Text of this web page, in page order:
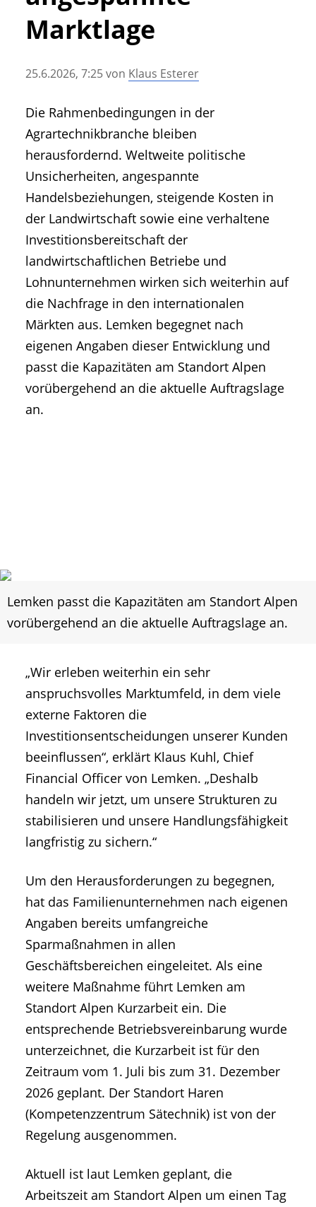
• Geschichte und Geschichten
• Messen und Veranstaltungen
• Agritechnica Neuheiten Archiv
Marktlage
25.6.2026, 7:25von Klaus Esterer
Die Rahmenbedingungen in der
Agrartechnikbranche bleiben
herausfordernd. Weltweite politische
Unsicherheiten, angespannte
Handelsbeziehungen, steigende Kosten in
der Landwirtschaft sowie eine verhaltene
Investitionsbereitschaft der
landwirtschaftlichen Betriebe und
Lohnunternehmen wirken sich weiterhin auf
die Nachfrage in den internationalen
Märkten aus. Lemken begegnet nach
eigenen Angaben dieser Entwicklung und
passt die Kapazitäten am Standort Alpen
vorübergehend an die aktuelle Auftragslage
an.
Lemken passt die Kapazitäten am Standort Alpen
vorübergehend an die aktuelle Auftragslage an.
„Wir erleben weiterhin ein sehr
anspruchsvolles Marktumfeld, in dem viele
externe Faktoren die
Investitionsentscheidungen unserer Kunden
beeinflussen“, erklärt Klaus Kuhl, Chief
Financial Officer von Lemken. „Deshalb
handeln wir jetzt, um unsere Strukturen zu
stabilisieren und unsere Handlungsfähigkeit
langfristig zu sichern.“
Um den Herausforderungen zu begegnen,
hat das Familienunternehmen nach eigenen
Angaben bereits umfangreiche
Sparmaßnahmen in allen
Geschäftsbereichen eingeleitet. Als eine
weitere Maßnahme führt Lemken am
Standort Alpen Kurzarbeit ein. Die
entsprechende Betriebsvereinbarung wurde
unterzeichnet, die Kurzarbeit ist für den
Zeitraum vom 1. Juli bis zum 31. Dezember
2026 geplant. Der Standort Haren
(Kompetenzzentrum Sätechnik) ist von der
Regelung ausgenommen.
Aktuell ist laut Lemken geplant, die
Arbeitszeit am Standort Alpen um einen Tag